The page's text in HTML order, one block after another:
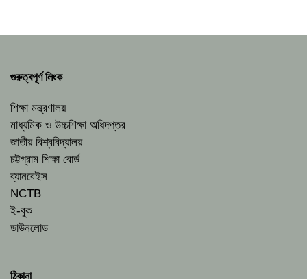
গুরুত্বপূর্ণ লিংক
শিক্ষা মন্ত্রণালয়
মাধ্যমিক ও উচ্চশিক্ষা অধিদপ্তর
জাতীয় বিশ্ববিদ্যালয়
চট্টগ্রাম শিক্ষা বোর্ড
ব্যানবেইস
NCTB
ই-বুক
ডাউনলোড
ঠিকানা